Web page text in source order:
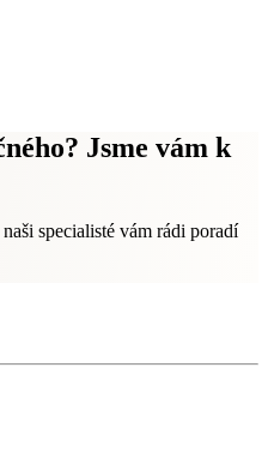
Jsme vám k
specialisté vám rádi poradí